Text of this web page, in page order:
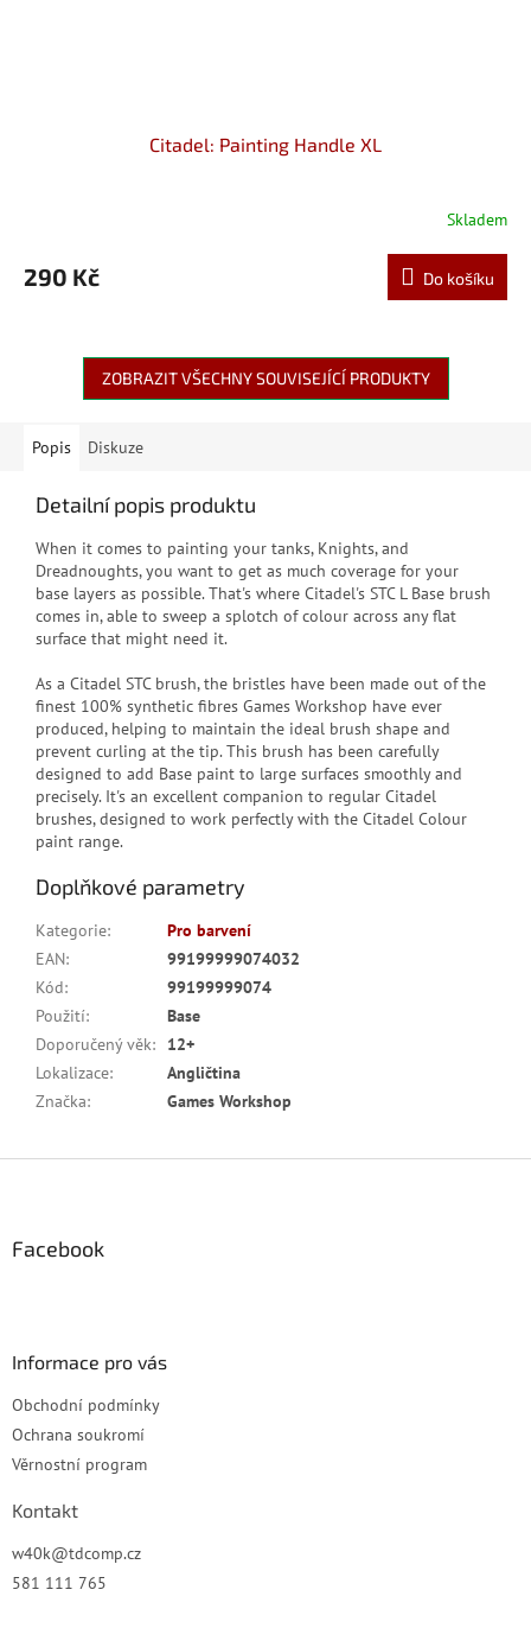
Citadel: Painting Handle XL
Skladem
290 Kč Do košíku
ZOBRAZIT VŠECHNY SOUVISEJÍCÍ PRODUKTY
Popis Diskuze
Detailní popis produktu
When it comes to painting your tanks, Knights, and
Dreadnoughts, you want to get as much coverage for your
base layers as possible. That's where Citadel's STC L Base brush
comes in, able to sweep a splotch of colour across any flat
surface that might need it.
As a Citadel STC brush, the bristles have been made out of the
finest 100% synthetic fibres Games Workshop have ever
produced, helping to maintain the ideal brush shape and
prevent curling at the tip. This brush has been carefully
designed to add Base paint to large surfaces smoothly and
precisely. It's an excellent companion to regular Citadel
brushes, designed to work perfectly with the Citadel Colour
paint range.
Doplňkové parametry
Kategorie:
Pro barvení
EAN:
99199999074032
Kód:
99199999074
Použití:
Base
Doporučený věk:
12+
Lokalizace:
Angličtina
Značka: Games Workshop
Facebook
Informace pro vás
Obchodní podmínky
Ochrana soukromí
Věrnostní program
Kontakt
w40k@tdcomp.cz
581 111 765